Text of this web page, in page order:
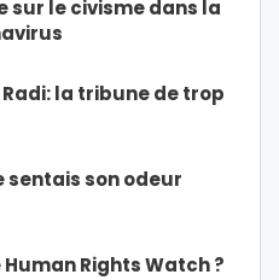
sur le civisme dans la
la tribune de trop
sentais son odeur
Rights Watch ?